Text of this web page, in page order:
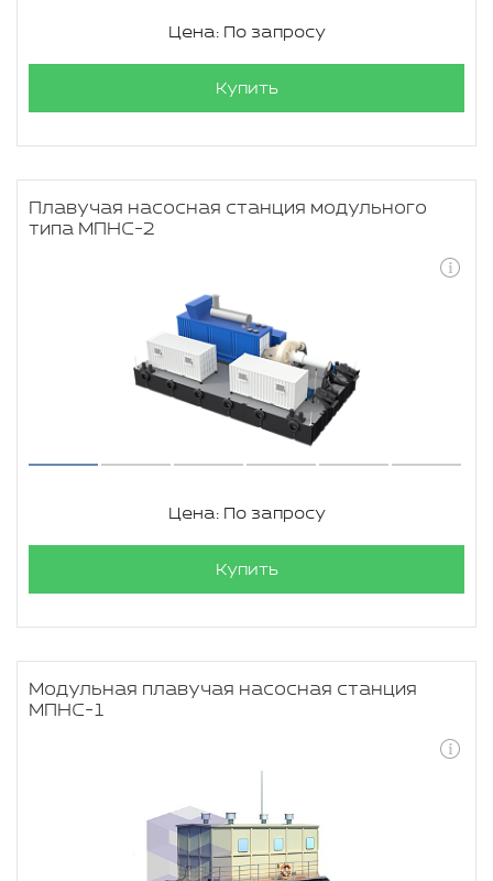
Цена: По запросу
Купить
Плавучая насосная станция модульного
типа МПНС-2
Цена: По запросу
Купить
Модульная плавучая насосная станция
МПНС-1